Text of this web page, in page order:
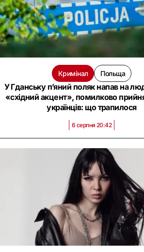
Кримінал Польща
У Гданську п’яний поляк напав на
«східний акцент», помилково
українців: що трапилося
6 серпня 20:42